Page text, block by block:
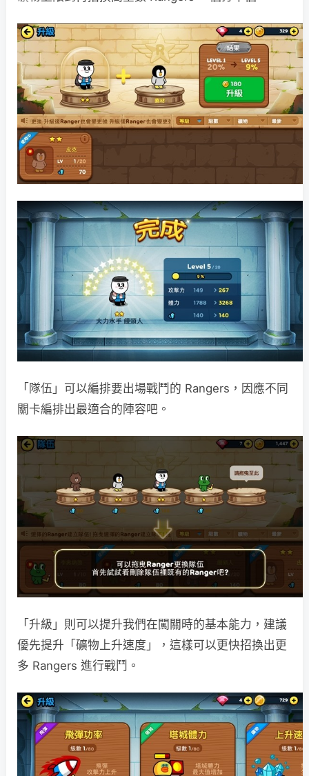
「隊伍」可以編排要出場戰鬥的 Rangers，因應不同
關卡編排出最適合的陣容吧。
「升級」則可以提升我們在闖關時的基本能力，建議
優先提升「礦物上升速度」，這樣可以更快招換出更
多 Rangers 進行戰鬥。